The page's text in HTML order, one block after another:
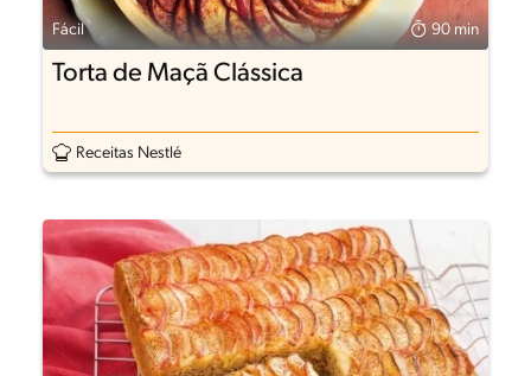
Fácil 90 min
Torta de Maçã Clássica
Receitas Nestlé